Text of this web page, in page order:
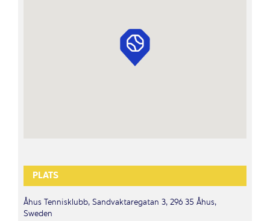
PLATS
Åhus Tennisklubb, Sandvaktaregatan 3, 296 35 Åhus,
Sweden